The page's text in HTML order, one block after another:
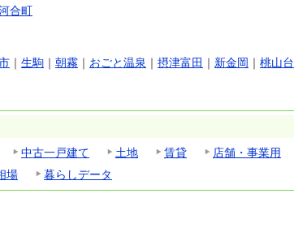
合町
｜ 生駒 ｜ 朝霧 ｜ おごと温泉 ｜ 摂津富田 ｜ 新金岡 ｜ 桃山台
中古一戸建て 土地 賃貸 店舗・事業用
場 暮らしデータ